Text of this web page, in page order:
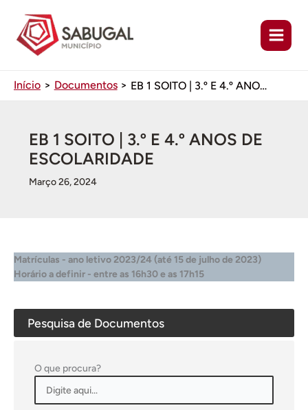
conteúdo
Início Documentos EB 1 SOITO | 3.º E 4.º ANOS DE ESCOLARIDADE
EB 1 SOITO | 3.º E 4.º ANOS DE
ESCOLARIDADE
Março 26, 2024
Pesquisa de Documentos
O que procura?
Matrículas - ano letivo 2023/24 (até 15 de julho de 2023)
Horário a definir - entre as 16h30 e as 17h15